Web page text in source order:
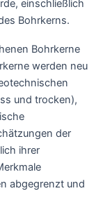
einschließlich
Bohrkerns.
Bohrkerne
werden neu
und trocken),
der
ihrer
abgegrenzt und